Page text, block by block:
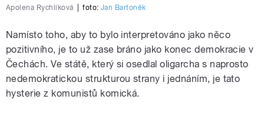
Apolena Rychlíková foto:Jan Bartoněk
Namísto toho, aby to bylo interpretováno jako něco
pozitivního, je to už zase bráno jako konec demokracie v
Čechách. Ve státě, který si osedlal oligarcha s naprosto
nedemokratickou strukturou strany i jednáním, je tato
hysterie z komunistů komická.